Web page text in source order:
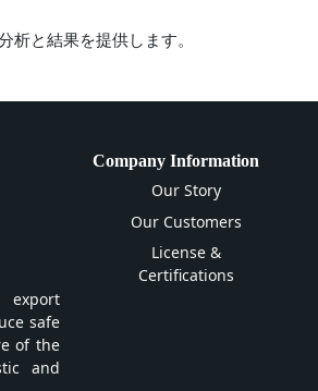
析と結果を提供します。
export
safe
of the
and
Company Information
Our Story
Our Customers
License &
Certifications